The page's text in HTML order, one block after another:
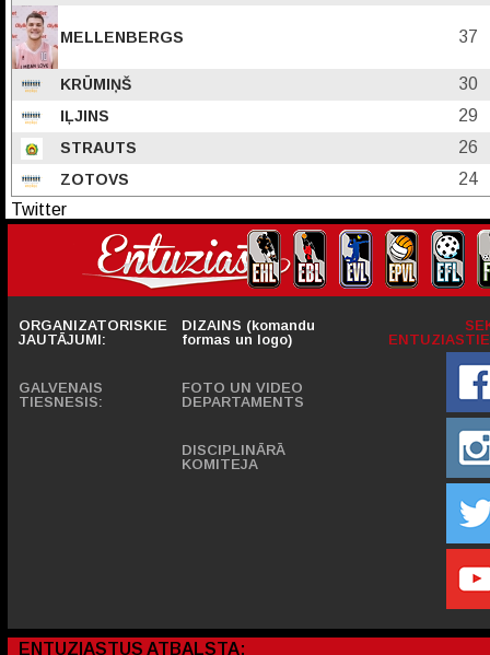
MELLENBERGS 37
KRŪMIŅŠ 30
IĻJINS 29
STRAUTS 26
ZOTOVS
24
Twitter
ORGANIZATORISKIE
JAUTĀJUMI:
GALVENAIS
TIESNESIS:
DIZAINS (komandu
formas un logo)
FOTO UN VIDEO
DEPARTAMENTS
DISCIPLINĀRĀ
KOMITEJA
ENTUZIASTUS ATBALSTA: